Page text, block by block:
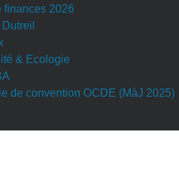
finances 2026
& Ecologie
de convention OCDE (MàJ 2025)